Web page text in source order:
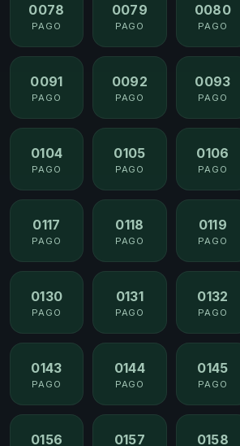
0078
PAGO
0079
PAGO
0080
PAGO
0091
PAGO
0092
PAGO
0093
PAGO
0104
PAGO
0105
PAGO
0106
PAGO
0117
PAGO
0118
PAGO
0119
PAGO
0130
PAGO
0131
PAGO
0132
PAGO
0143
PAGO
0144
PAGO
0145
PAGO
0156 0157 0158